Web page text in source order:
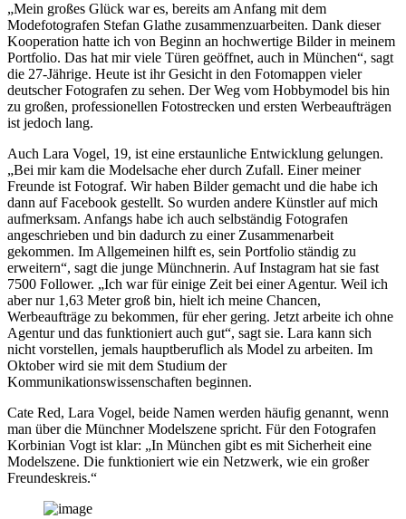
„Mein großes Glück war es, bereits am Anfang mit dem
Modefotografen Stefan Glathe zusammenzuarbeiten. Dank dieser
Kooperation hatte ich von Beginn an hochwertige Bilder in meinem
Portfolio. Das hat mir viele Türen geöffnet, auch in München“, sagt
die 27-Jährige. Heute ist ihr Gesicht in den Fotomappen vieler
deutscher Fotografen zu sehen. Der Weg vom Hobbymodel bis hin
zu großen, professionellen Fotostrecken und ersten Werbeaufträgen
ist jedoch lang.
Auch Lara Vogel, 19, ist eine erstaunliche Entwicklung gelungen.
„Bei mir kam die Modelsache eher durch Zufall. Einer meiner
Freunde ist Fotograf. Wir haben Bilder gemacht und die habe ich
dann auf Facebook gestellt. So wurden andere Künstler auf mich
aufmerksam. Anfangs habe ich auch selbständig Fotografen
angeschrieben und bin dadurch zu einer Zusammenarbeit
gekommen. Im Allgemeinen hilft es, sein Portfolio ständig zu
erweitern“, sagt die junge Münchnerin. Auf Instagram hat sie fast
7500 Follower. „Ich war für einige Zeit bei einer Agentur. Weil ich
aber nur 1,63 Meter groß bin, hielt ich meine Chancen,
Werbeaufträge zu bekommen, für eher gering. Jetzt arbeite ich ohne
Agentur und das funktioniert auch gut“, sagt sie. Lara kann sich
nicht vorstellen, jemals hauptberuflich als Model zu arbeiten. Im
Oktober wird sie mit dem Studium der
Kommunikationswissenschaften beginnen.
Cate Red, Lara Vogel, beide Namen werden häufig genannt, wenn
man über die Münchner Modelszene spricht. Für den Fotografen
Korbinian Vogt ist klar: „In München gibt es mit Sicherheit eine
Modelszene. Die funktioniert wie ein Netzwerk, wie ein großer
Freundeskreis.“